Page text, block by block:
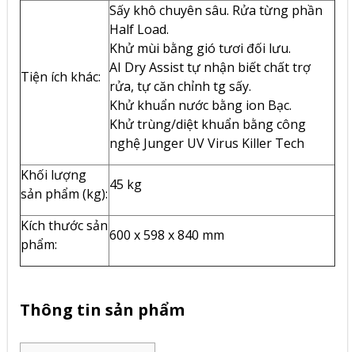
Tiện ích khác:
Sấy khô chuyên sâu. Rửa từng phần
Half Load.
Khử mùi bằng gió tươi đối lưu.
AI Dry Assist tự nhận biết chất trợ
rửa, tự căn chỉnh tg sấy.
Khử khuẩn nước bằng ion Bạc.
Khử trùng/diệt khuẩn bằng công
nghệ Junger UV Virus Killer Tech
Khối lượng
sản phẩm (kg):
45 kg
Kích thước sản
phẩm:
600 x 598 x 840 mm
Thông tin sản phẩm